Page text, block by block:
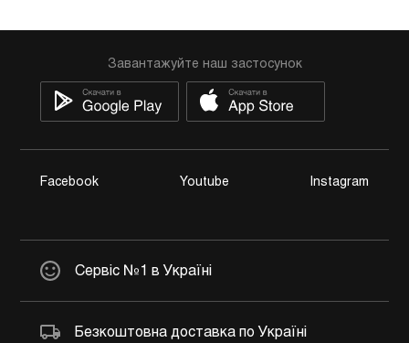
Завантажуйте наш застосунок
Facebook Youtube Instagram
Сервіс №1 в Україні
Безкоштовна доставка по Україні